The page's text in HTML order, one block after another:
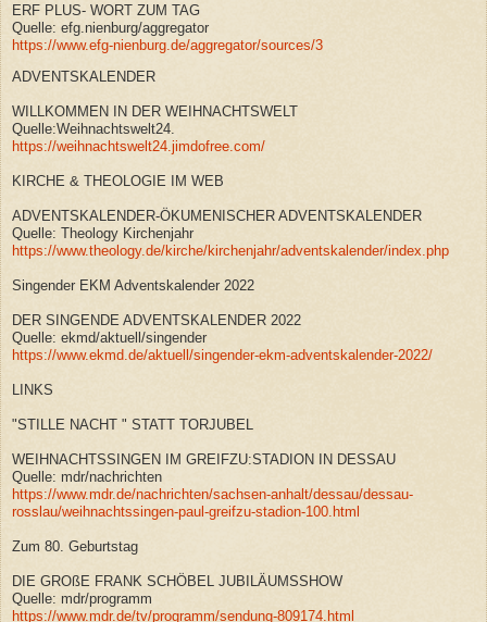
ERF PLUS- WORT ZUM TAG
Quelle: efg.nienburg/aggregator
https://www.efg-nienburg.de/aggregator/sources/3
ADVENTSKALENDER
WILLKOMMEN IN DER WEIHNACHTSWELT
Quelle:Weihnachtswelt24.
https://weihnachtswelt24.jimdofree.com/
KIRCHE & THEOLOGIE IM WEB
ADVENTSKALENDER-ÖKUMENISCHER ADVENTSKALENDER
Quelle: Theology Kirchenjahr
https://www.theology.de/kirche/kirchenjahr/adventskalender/index.php
Singender EKM Adventskalender 2022
DER SINGENDE ADVENTSKALENDER 2022
Quelle: ekmd/aktuell/singender
https://www.ekmd.de/aktuell/singender-ekm-adventskalender-2022/
LINKS
"STILLE NACHT " STATT TORJUBEL
WEIHNACHTSSINGEN IM GREIFZU:STADION IN DESSAU
Quelle: mdr/nachrichten
https://www.mdr.de/nachrichten/sachsen-anhalt/dessau/dessau-
rosslau/weihnachtssingen-paul-greifzu-stadion-100.html
Zum 80. Geburtstag
DIE GROßE FRANK SCHÖBEL JUBILÄUMSSHOW
Quelle: mdr/programm
https://www.mdr.de/tv/programm/sendung-809174.html